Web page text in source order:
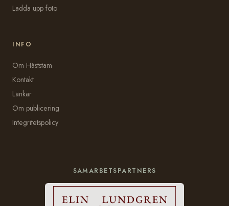
Ladda upp foto
INFO
Om Häststam
Kontakt
Länkar
Om publicering
Integritetspolicy
SAMARBETSPARTNERS